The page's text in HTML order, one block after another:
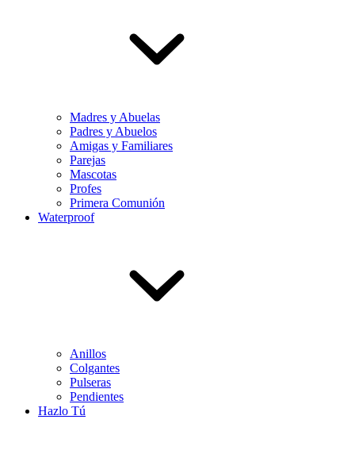
Madres y Abuelas
Padres y Abuelos
Amigas y Familiares
Parejas
Mascotas
Profes
Primera Comunión
Waterproof
Anillos
Colgantes
Pulseras
Pendientes
Hazlo Tú